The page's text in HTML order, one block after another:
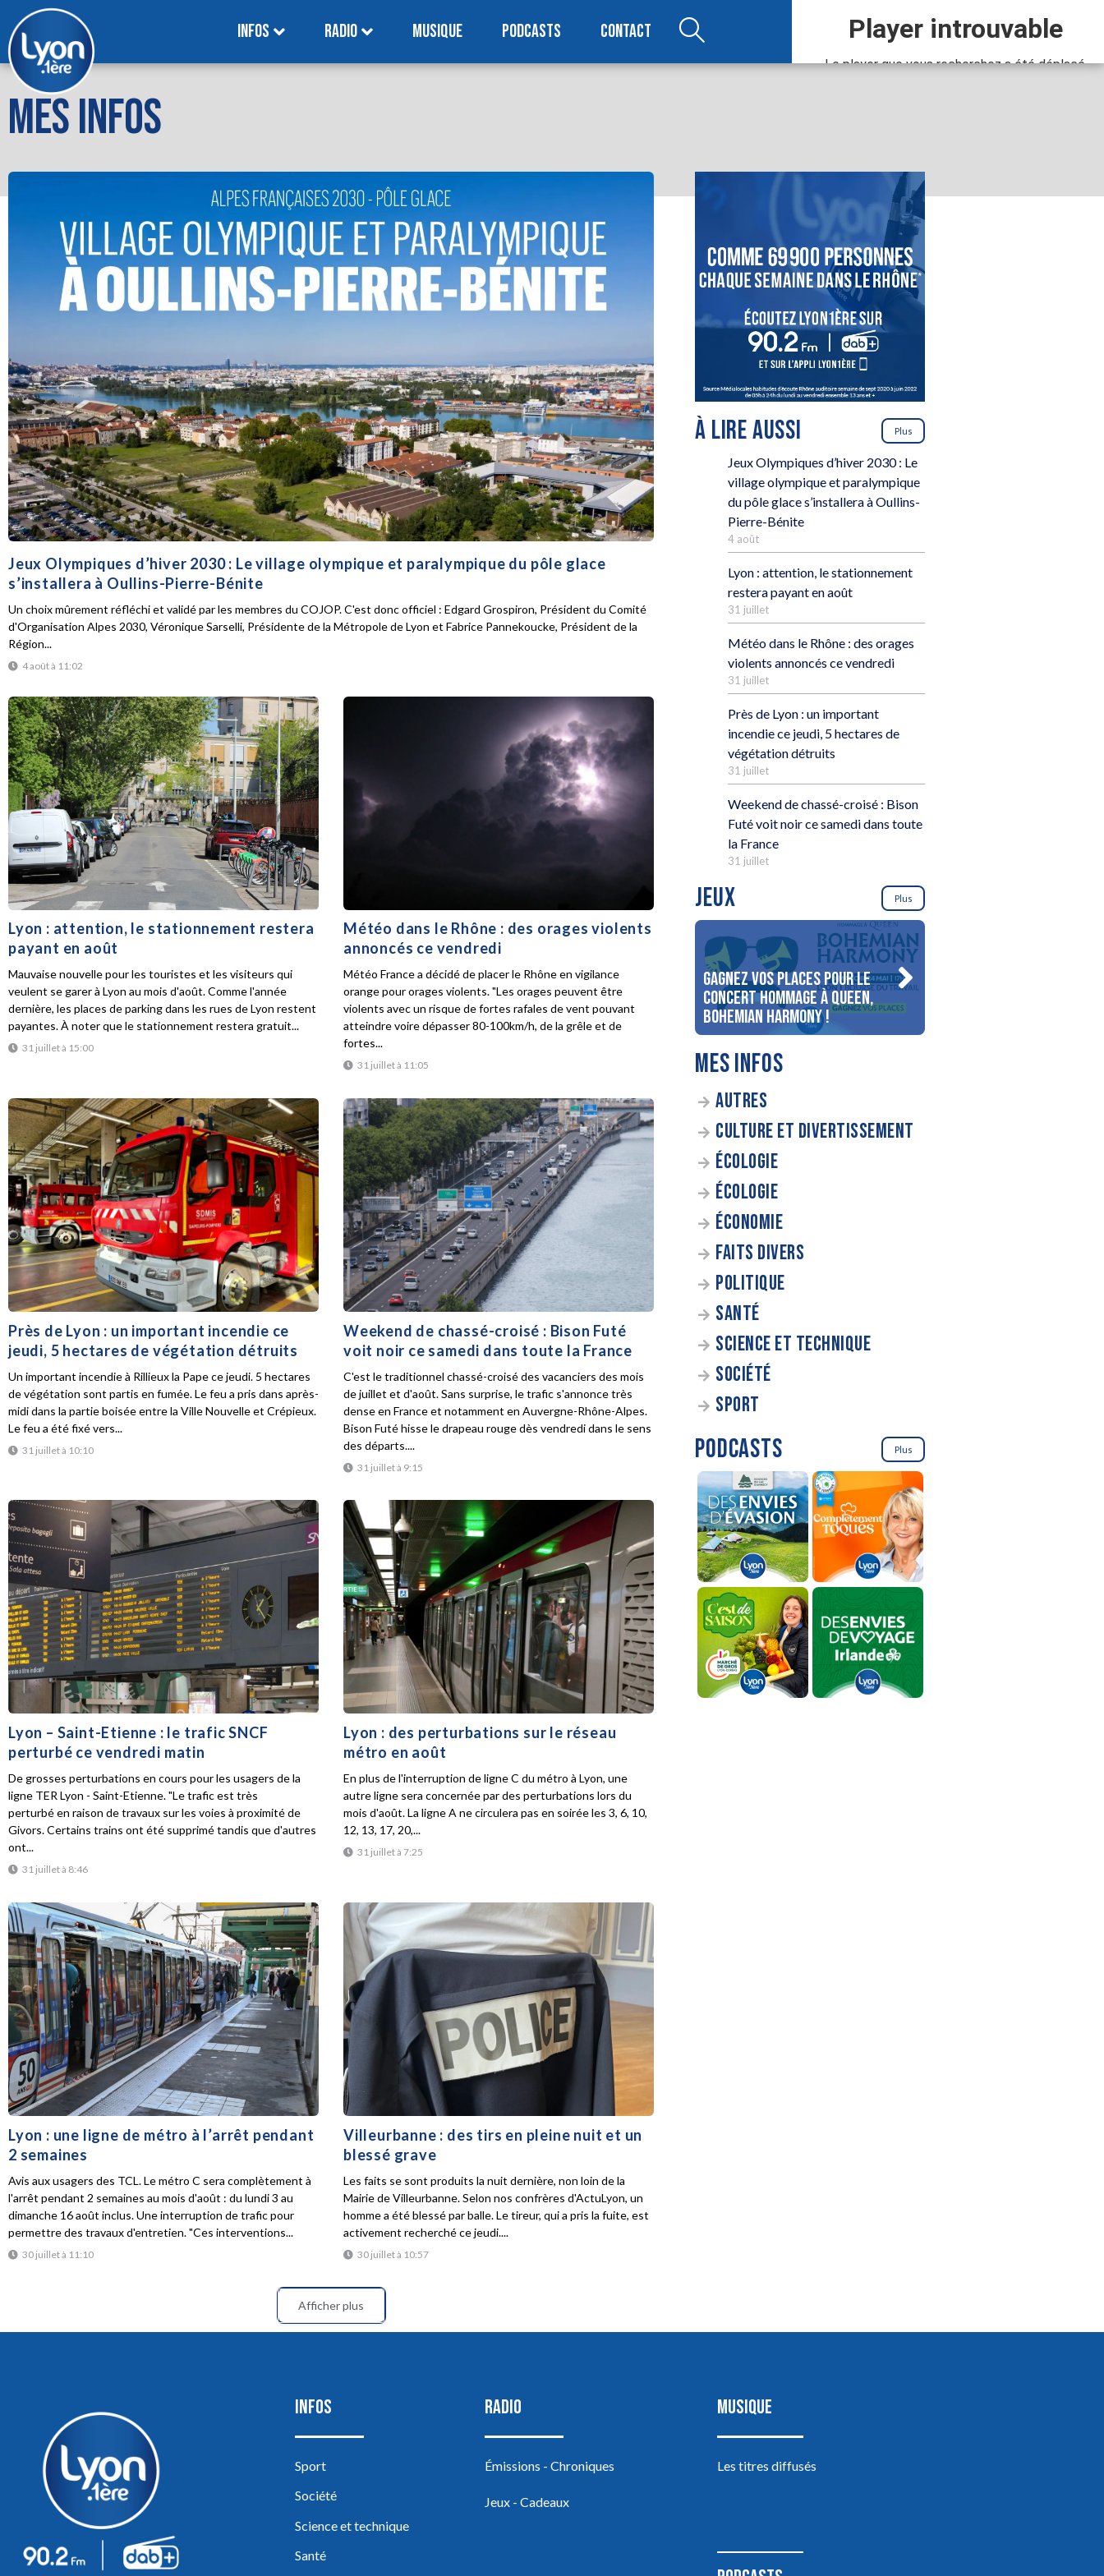
INFOS RADIO MUSIQUE PODCASTS CONTACT
MES INFOS
Jeux Olympiques d’hiver 2030 : Le village olympique et paralympique du pôle glace
s’installera à Oullins-Pierre-Bénite
4 août à 11:02
Un choix mûrement réfléchi et validé par les membres du COJOP. C'est donc officiel : Edgard Grospiron, Président du Comité
d'Organisation Alpes 2030, Véronique Sarselli, Présidente de la Métropole de Lyon et Fabrice Pannekoucke, Président de la
Région...
Lyon : attention, le stationnement restera
payant en août
31 juillet à 15:00
Mauvaise nouvelle pour les touristes et les visiteurs qui
veulent se garer à Lyon au mois d'août. Comme l'année
dernière, les places de parking dans les rues de Lyon restent
payantes. À noter que le stationnement restera gratuit...
Météo dans le Rhône : des orages violents
annoncés ce vendredi
31 juillet à 11:05
Météo France a décidé de placer le Rhône en vigilance
orange pour orages violents. "Les orages peuvent être
violents avec un risque de fortes rafales de vent pouvant
atteindre voire dépasser 80-100km/h, de la grêle et de
fortes...
Près de Lyon : un important incendie ce
jeudi, 5 hectares de végétation détruits
31 juillet à 10:10
Un important incendie à Rillieux la Pape ce jeudi. 5 hectares
de végétation sont partis en fumée. Le feu a pris dans après-
midi dans la partie boisée entre la Ville Nouvelle et Crépieux.
Le feu a été fixé vers...
Weekend de chassé-croisé : Bison Futé
voit noir ce samedi dans toute la France
31 juillet à 9:15
C'est le traditionnel chassé-croisé des vacanciers des mois
de juillet et d'août. Sans surprise, le trafic s'annonce très
dense en France et notamment en Auvergne-Rhône-Alpes.
Bison Futé hisse le drapeau rouge dès vendredi dans le sens
des départs....
Lyon – Saint-Etienne : le trafic SNCF
perturbé ce vendredi matin
31 juillet à 8:46
De grosses perturbations en cours pour les usagers de la
ligne TER Lyon - Saint-Etienne. "Le trafic est très
perturbé en raison de travaux sur les voies à proximité de
Givors. Certains trains ont été supprimé tandis que d'autres
ont...
Lyon : des perturbations sur le réseau
métro en août
31 juillet à 7:25
En plus de l'interruption de ligne C du métro à Lyon, une
autre ligne sera concernée par des perturbations lors du
mois d'août. La ligne A ne circulera pas en soirée les 3, 6, 10,
12, 13, 17, 20,...
Lyon : une ligne de métro à l’arrêt pendant
2 semaines
30 juillet à 11:10
Avis aux usagers des TCL. Le métro C sera complètement à
l'arrêt pendant 2 semaines au mois d'août : du lundi 3 au
dimanche 16 août inclus. Une interruption de trafic pour
permettre des travaux d'entretien. "Ces interventions...
Villeurbanne : des tirs en pleine nuit et un
blessé grave
30 juillet à 10:57
Les faits se sont produits la nuit dernière, non loin de la
Mairie de Villeurbanne. Selon nos confrères d'ActuLyon, un
homme a été blessé par balle. Le tireur, qui a pris la fuite, est
activement recherché ce jeudi....
Afficher plus
À LIRE AUSSI Plus
Jeux Olympiques d’hiver 2030 : Le
village olympique et paralympique
du pôle glace s’installera à Oullins-
Pierre-Bénite
4 août
Lyon : attention, le stationnement
restera payant en août
31 juillet
Météo dans le Rhône : des orages
violents annoncés ce vendredi
31 juillet
Près de Lyon : un important
incendie ce jeudi, 5 hectares de
végétation détruits
31 juillet
Weekend de chassé-croisé : Bison
Futé voit noir ce samedi dans toute
la France
31 juillet
JEUX Plus
Gagnez vos places pour le
concert Hommage à Queen,
Bohemian Harmony !
MES INFOS
AUTRES
CULTURE ET DIVERTISSEMENT
ÉCOLOGIE
ÉCOLOGIE
ÉCONOMIE
FAITS DIVERS
POLITIQUE
SANTÉ
SCIENCE ET TECHNIQUE
SOCIÉTÉ
SPORT
PODCASTS Plus
INFOS
Sport
Société
Science et technique
Santé
RADIO
Émissions - Chroniques
Jeux - Cadeaux
MUSIQUE
Les titres diffusés